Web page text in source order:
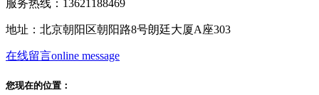
服务热线：13621188469
地址：北京朝阳区朝阳路8号朗廷大厦A座303
在线留言online message
您现在的位置：